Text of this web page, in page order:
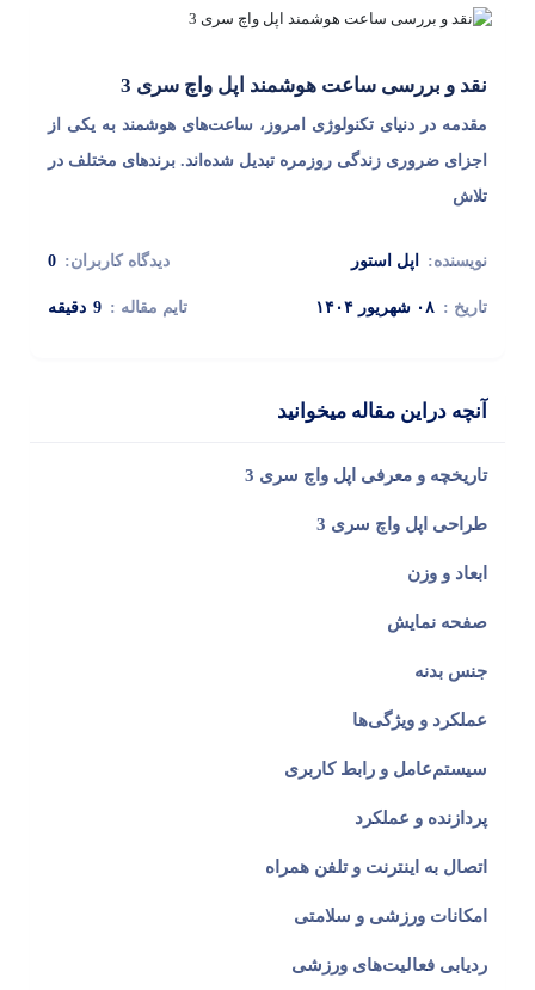
نقد و بررسی ساعت هوشمند اپل واچ سری 3
مقدمه در دنیای تکنولوژی امروز، ساعت‌های هوشمند به یکی از
اجزای ضروری زندگی روزمره تبدیل شده‌اند. برندهای مختلف در
تلاش
نویسنده: اپل استور دیدگاه کاربران: 0
تاریخ : ۰۸ شهریور ۱۴۰۴ تایم مقاله : 9 دقیقه
آنچه دراین مقاله میخوانید
تاریخچه و معرفی اپل واچ سری 3
طراحی اپل واچ سری 3
ابعاد و وزن
صفحه نمایش
جنس بدنه
عملکرد و ویژگی‌ها
سیستم‌عامل و رابط کاربری
پردازنده و عملکرد
اتصال به اینترنت و تلفن همراه
امکانات ورزشی و سلامتی
ردیابی فعالیت‌های ورزشی